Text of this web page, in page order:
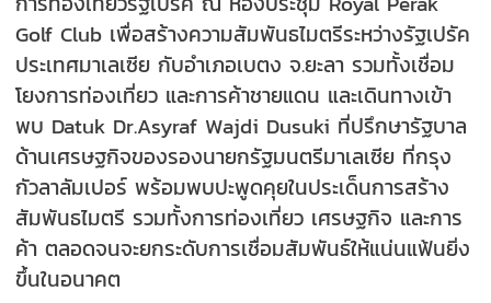
Golf Club เพื่อสร้างความสัมพันธไมตรีระหว่างรัฐเปรัค
ประเทศมาเลเซีย กับอำเภอเบตง จ.ยะลา รวมทั้งเชื่อม
โยงการท่องเที่ยว และการค้าชายแดน และเดินทางเข้า
พบ Datuk Dr.Asyraf Wajdi Dusuki ที่ปรึกษารัฐบาล
ด้านเศรษฐกิจของรองนายกรัฐมนตรีมาเลเซีย ที่กรุง
กัวลาลัมเปอร์ พร้อมพบปะพูดคุยในประเด็นการสร้าง
สัมพันธไมตรี รวมทั้งการท่องเที่ยว เศรษฐกิจ และการ
ค้า ตลอดจนจะยกระดับการเชื่อมสัมพันธ์ให้แน่นแฟ้นยิ่ง
ขึ้นในอนาคต